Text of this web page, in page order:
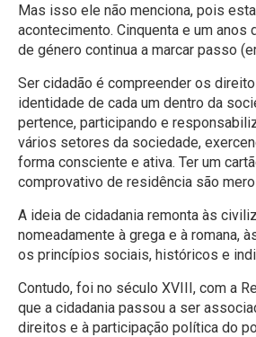
Mas isso ele não menciona, pois
acontecimento. Cinquenta e um anos
de género continua a marcar passo
Ser cidadão é compreender os
identidade de cada um dentro da
pertence, participando e
vários setores da sociedade,
forma consciente e ativa. Ter um
comprovativo de residência são
A ideia de cidadania remonta às
nomeadamente à grega e à romana,
os princípios sociais, históricos e
Contudo, foi no século XVIII, com a
que a cidadania passou a ser
direitos e à participação política do